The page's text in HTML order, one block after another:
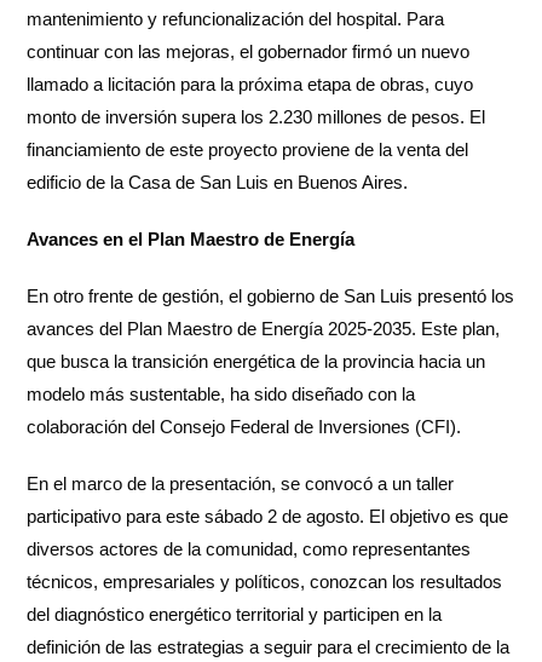
mantenimiento y refuncionalización del hospital. Para
continuar con las mejoras, el gobernador firmó un nuevo
llamado a licitación para la próxima etapa de obras, cuyo
monto de inversión supera los 2.230 millones de pesos. El
financiamiento de este proyecto proviene de la venta del
edificio de la Casa de San Luis en Buenos Aires.
Avances en el Plan Maestro de Energía
En otro frente de gestión, el gobierno de San Luis presentó los
avances del Plan Maestro de Energía 2025-2035. Este plan,
que busca la transición energética de la provincia hacia un
modelo más sustentable, ha sido diseñado con la
colaboración del Consejo Federal de Inversiones (CFI).
En el marco de la presentación, se convocó a un taller
participativo para este sábado 2 de agosto. El objetivo es que
diversos actores de la comunidad, como representantes
técnicos, empresariales y políticos, conozcan los resultados
del diagnóstico energético territorial y participen en la
definición de las estrategias a seguir para el crecimiento de la